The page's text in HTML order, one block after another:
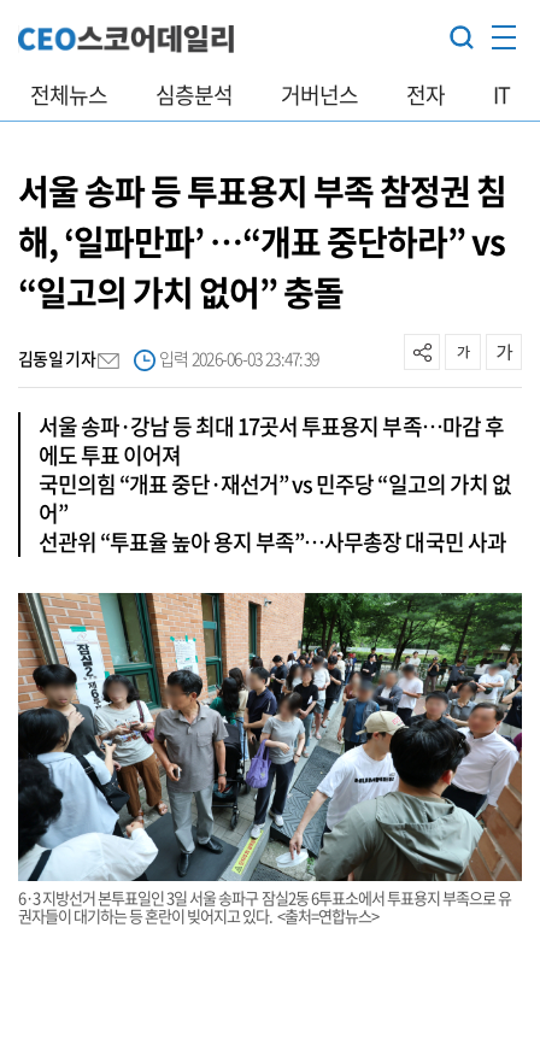
전체뉴스 심층분석 거버넌스 전자 IT
서울 송파 등 투표용지 부족 참정권 침
해, ‘일파만파’ …“개표 중단하라” vs
“일고의 가치 없어” 충돌
김동일 기자 입력 2026-06-03 23:47:39
서울 송파·강남 등 최대 17곳서 투표용지 부족…마감 후
에도 투표 이어져
국민의힘 “개표 중단·재선거” vs 민주당 “일고의 가치 없
어”
선관위 “투표율 높아 용지 부족”…사무총장 대국민 사과
6·3 지방선거 본투표일인 3일 서울 송파구 잠실2동 6투표소에서 투표용지 부족으로 유
권자들이 대기하는 등 혼란이 빚어지고 있다. <출처=연합뉴스>